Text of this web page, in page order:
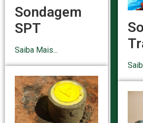
Sondagem
SPT
Saiba Mais...